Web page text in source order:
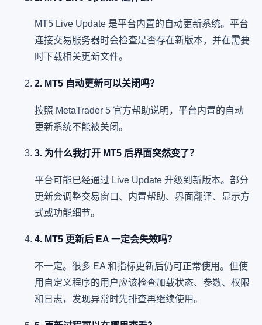
MT5 Live Update 是平台内置的自动更新系统。平台
连接交易服务器时会检查是否存在新版本，并在需要
时下载相关更新文件。
2. MT5 自动更新可以关闭吗？
按照 MetaTrader 5 官方帮助说明，平台内置的自动
更新系统不能被关闭。
3. 为什么我打开 MT5 后界面突然变了？
平台可能已经通过 Live Update 升级到新版本。部分
更新会调整交易窗口、内置帮助、界面翻译、显示方
式或功能细节。
4. MT5 更新后 EA 一定会失效吗？
不一定。很多 EA 和指标更新后仍可正常使用。但使
用自定义程序的用户应该检查加载状态、参数、权限
和日志，发现异常时先排查再继续使用。